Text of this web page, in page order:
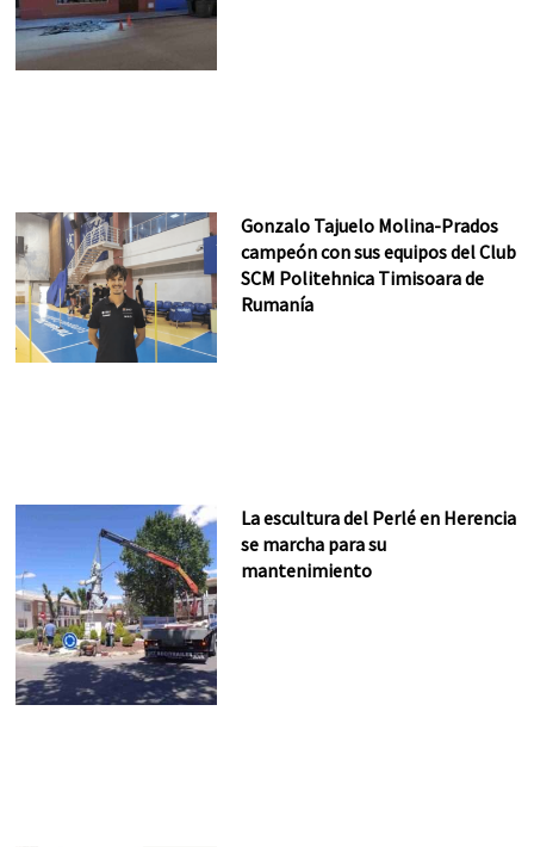
Gonzalo Tajuelo Molina-Prados
campeón con sus equipos del Club
SCM Politehnica Timisoara de
Rumanía
La escultura del Perlé en Herencia
se marcha para su
mantenimiento